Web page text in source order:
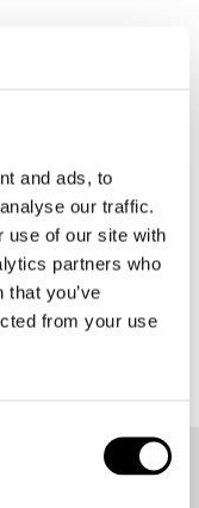
and ads, to
our traffic.
use of our site with
partners who
you’ve
from your use